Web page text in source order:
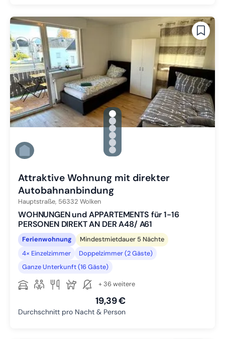
gallery.slide_selector
Zu Slide 1 wechseln
Zu Slide 2 wechseln
Zu Slide 3 wechseln
Zu Slide 4 wechseln
Zu Slide 5 wechseln
Zu Slide 6 wechseln
Attraktive Wohnung mit direkter
Autobahnanbindung
Hauptstraße, 56332 Wolken
WOHNUNGEN und APPARTEMENTS für 1-16
PERSONEN DIREKT AN DER A48/ A61
Ferienwohnung
Mindestmietdauer 5 Nächte
4× Einzelzimmer
Doppelzimmer (2 Gäste)
Ganze Unterkunft (16 Gäste)
+ 36 weitere
19,39 €
Durchschnitt pro Nacht & Person